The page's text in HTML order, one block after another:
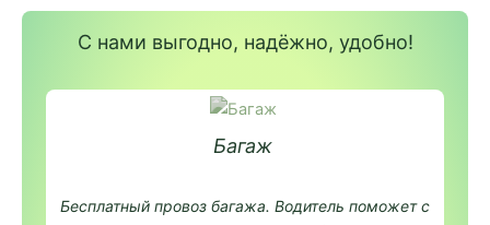
С нами выгодно, надёжно, удобно!
Багаж
Бесплатный провоз багажа. Водитель поможет с